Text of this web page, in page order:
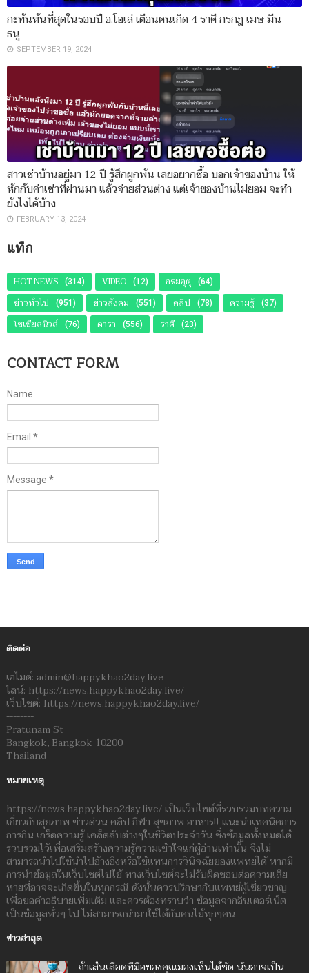
กะทันหันที่สุดในรอบปี อ.โอเล่ เตือนคนเกิด 4 ราศี กรกฎ เมษ มีน
ธนู
SEPTEMBER 19, 2024
สาวเช่าบ้านอยู่มา 12 ปี รู้สึกผูกพัน เลยอยากซื้อ บอกเจ้าของบ้าน ให้
หักกับค่าเช่าที่ผ่านมา แล้วจ่ายส่วนต่าง แต่เจ้าของบ้านไม่ยอม จะทำ
ยังไงได้บ้าง
FEBRUARY 13, 2024
แท็ก
HOT NEWS (314) VIDEO (12) กรมอุตุ (64)
ข่าวทั่วไป (951) ข่าวสังคม (551) คลิป (78) ความรู้ (37)
โซเชียลนิวส์ (76) ดารา (556) ราศี (23)
CONTACT FORM
Name
Email *
Message *
ติดต่อ
เอไมด์: admin@happykhao2day.live
ไลน์: https://news.happykhao2day.live/
เว็บไซต์: https://news.happykhao2day.live/
--------
Pratunam St
Bangkok, Bangkok 10200
Thailand
หมายเหตุ
https://news.happykhao2day.live/ เป็นเว็บไซต์ที่รวบรวมบทความ
เกี่ยวกับสุขภาพ ข่าวด่วน คลิป กีฬา สุขภาพ อาหาร!! แนะนำเทคนิคการ
การกิน เกร็ดความรู้ เคล็ดลับต่างๆในชีวิตประจำวัน ซึ่งข้อมูลทั้งหมดได้
รวบรวมไว้เพื่อเสริมสร้างความรู้ความเข้าใจแก่ผู้อ่านเท่านั้น จึงไม่
สามารถนำไปใช้นำไปอ้างอิงหรือใช้แทนการวินิจฉัยของแพทย์ได้ หากมี
การนำข้อมูลในเว็บไซต์ไปใช้ ทางเว็บไซต์จะไม่รับผิดชอบต่อความเสีย
หายที่อาจจะเกิดขึ้นในทุกกรณี ดังนั้นควรปรึกษากับแพทย์ผู้เชี่ยวชาญ
เพื่อขอคำอธิบายเพิ่มเติม และควรต้องทราบว่า ข้อมูลจากอินเตอร์เน็ต
เป็นข้อมูลทั่วๆ ไป ไม่สามารถนำมาใช้ได้กับคนไข้ทุกๆคน
ข่าวล่าสุด
ถ้าเส้นเลือดที่มือของคุณมองเห็นได้ชัด นั่นอาจเป็น